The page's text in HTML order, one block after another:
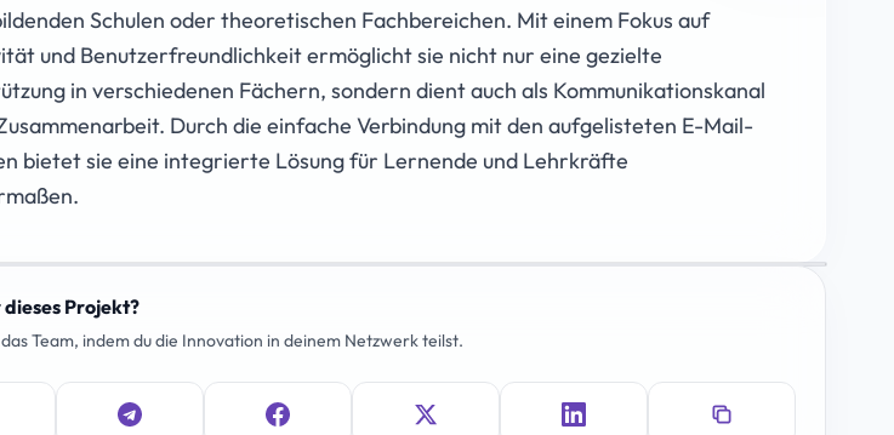
Schulen oder theoretischen Fachbereichen. Mit einem Fokus auf
und Benutzerfreundlichkeit ermöglicht sie nicht nur eine gezielte
in verschiedenen Fächern, sondern dient auch als Kommunikationskanal
Durch die einfache Verbindung mit den aufgelisteten E-Mail-
bietet sie eine integrierte Lösung für Lernende und Lehrkräfte
Projekt?
Team, indem du die Innovation in deinem Netzwerk teilst.